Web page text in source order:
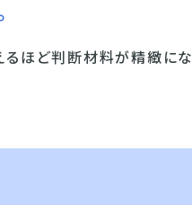
るほど判断材料が精緻にな